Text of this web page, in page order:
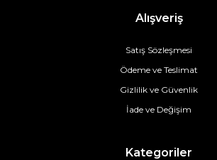
Alışveriş
Satış Sözleşmesi
Ödeme ve Teslimat
Gizlilik ve Güvenlik
İade ve Değişim
Kategoriler